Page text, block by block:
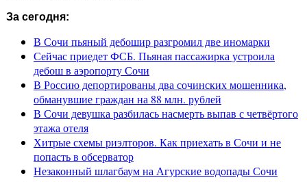
За сегодня:
В Сочи пьяный дебошир разгромил две иномарки
Сейчас приедет ФСБ. Пьяная пассажирка устроила
дебош в аэропорту Сочи
В Россию депортированы два сочинских мошенника,
обманувшие граждан на 88 млн. рублей
В Сочи девушка разбилась насмерть выпав с четвёртого
этажа отеля
Хитрые схемы риэлторов. Как приехать в Сочи и не
попасть в обсерватор
Незаконный шлагбаум на Агурские водопады Сочи